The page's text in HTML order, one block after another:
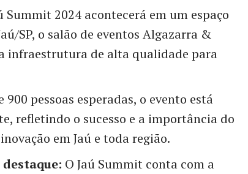
Summit 2024 acontecerá em um espaço
SP, o salão de eventos Algazarra &
infraestrutura de alta qualidade para
900 pessoas esperadas, o evento está
refletindo o sucesso e a importância do
em Jaú e toda região.
O Jaú Summit conta com a